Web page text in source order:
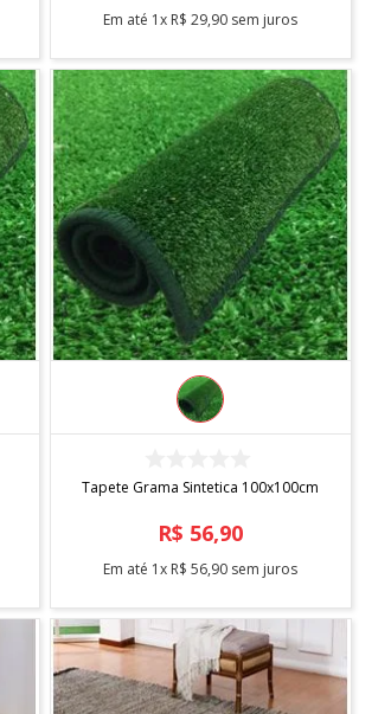
Em até 1x R$ 29,90 sem juros
Tapete Grama Sintetica 100x100cm
R$ 56,90
Em até 1x R$ 56,90 sem juros